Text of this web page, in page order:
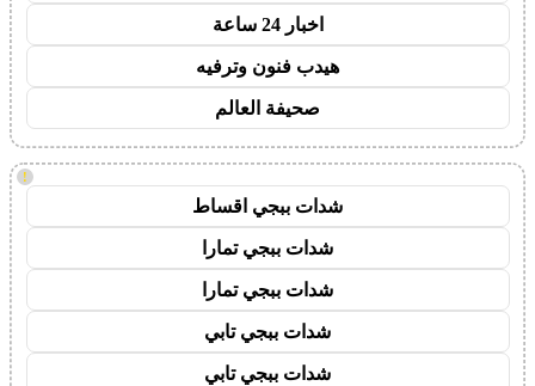
اخبار 24 ساعة
هيدب فنون وترفيه
صحيفة العالم
!
شدات ببجي اقساط
شدات ببجي تمارا
شدات ببجي تمارا
شدات ببجي تابي
شدات ببجي تابي